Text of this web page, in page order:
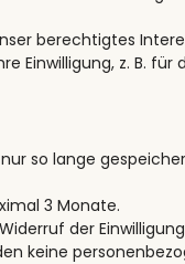
berechtigtes
Einwilligung, z. B. für
so lange
3 Monate.
der
keine